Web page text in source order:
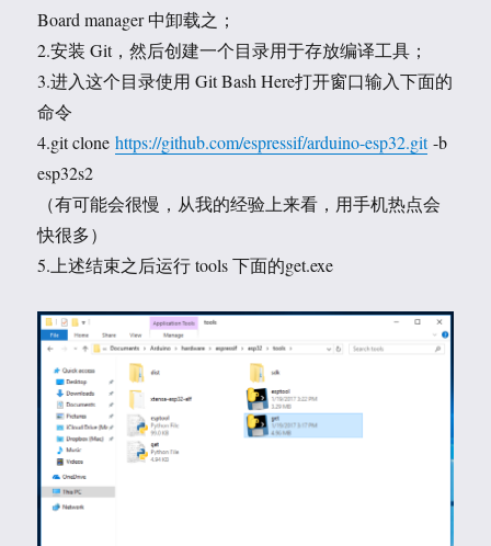
Board manager 中卸载之；
2.安装 Git，然后创建一个目录用于存放编译工具；
3.进入这个目录使用 Git Bash Here打开窗口输入下面的
命令
4.git clonehttps://github.com/espressif/arduino-esp32.git-b
esp32s2
（有可能会很慢，从我的经验上来看，用手机热点会
快很多）
5.上述结束之后运行 tools 下面的get.exe